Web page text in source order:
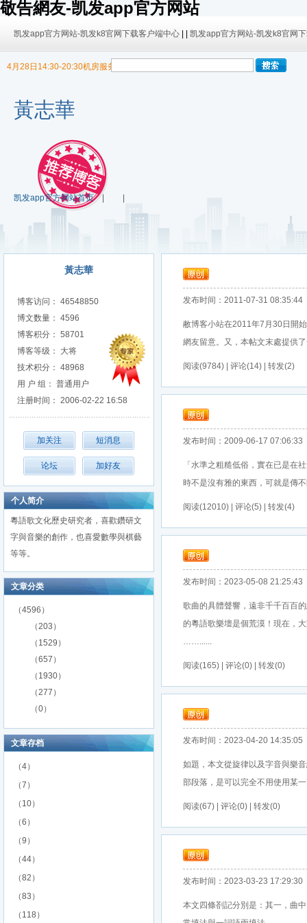
敬告網友-凯发app官方网站
凯发app官方网站-凯发k8官网下载客户端中心 凯发app官方网站-凯发k8官网
黃志華
4月28日14:30-20:30机房服务器迁移，暂停博客使用
9/30日 14:00 -10/4日 08:00暂时无法发布内容！
凯发app官方网站首页| |
黃志華
博客访问： 46548850
博文数量： 4596
博客积分： 58701
博客等级： 大将
技术积分： 48968
用 户 组： 普通用户
注册时间： 2006-02-22 16:58
个人简介
粵語歌文化歷史研究者，喜歡鑽研文
字與音樂的創作，也喜愛數學與棋藝
等等。
文章分类
（4596）
（203）
（1529）
（657）
（1930）
（277）
（0）
文章存档
（4）
（7）
（10）
（6）
（9）
（44）
（82）
（83）
（118）
发布时间：2011-07-31 08:35:44
敝博客小站在2011年7月30日開
網友留意。又，本帖文末處提供
阅读(9784) | 评论(14) | 转发(2)
发布时间：2009-06-17 07:06:33
「水準之粗糙低俗，實在已是在
時不是沒有雅的東西，可就是傳
阅读(12010) | 评论(5) | 转发(4)
发布时间：2023-05-08 21:25:43
歌曲的具體聲響，遠非千千百百
的粵語歌樂壇是個荒漠！現在，
……......
阅读(165) | 评论(0) | 转发(0)
发布时间：2023-04-20 14:35:05
如題，本文從旋律以及字音與樂
部段落，是可以完全不用使用某
阅读(67) | 评论(0) | 转发(0)
发布时间：2023-03-23 17:29:30
本文四條剳記分別是：其一，曲